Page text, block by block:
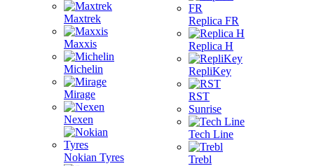
Maxtrek
Maxxis
Michelin
Mirage
Nexen
Nokian Tyres
Replica FR
Replica H
RepliKey
RST
Sunrise
Tech Line
Trebl